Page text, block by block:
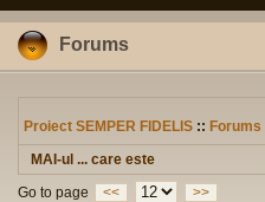
Forums
Proiect SEMPER FIDELIS :: Forums
MAI-ul ... care este
Go to page
<<
>>